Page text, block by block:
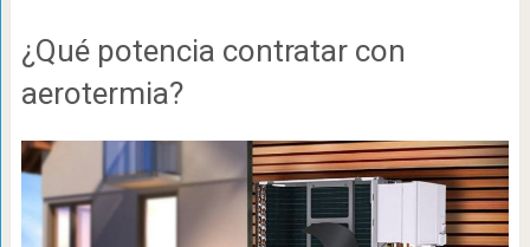
¿Qué potencia contratar con
aerotermia?